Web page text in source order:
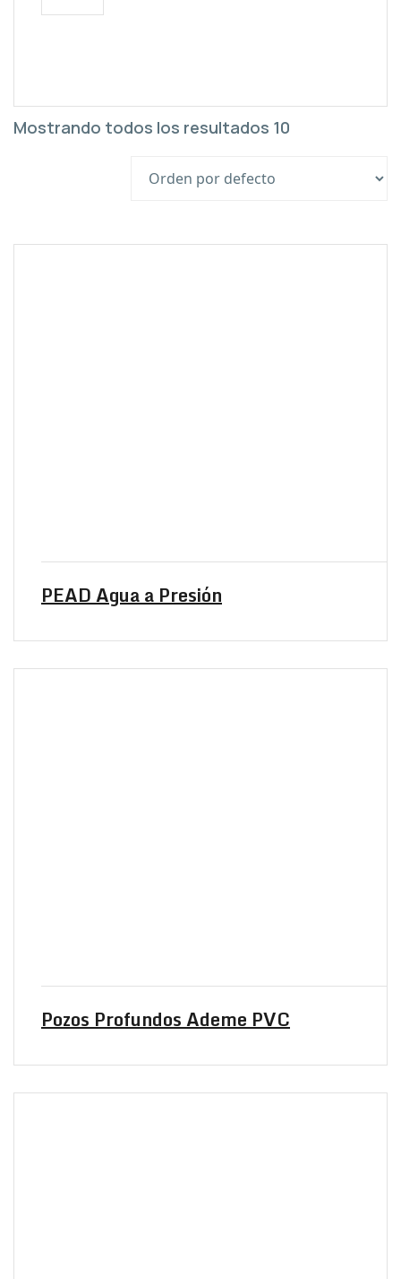
Mostrando todos los resultados 10
PEAD Agua a Presión
Pozos Profundos Ademe PVC